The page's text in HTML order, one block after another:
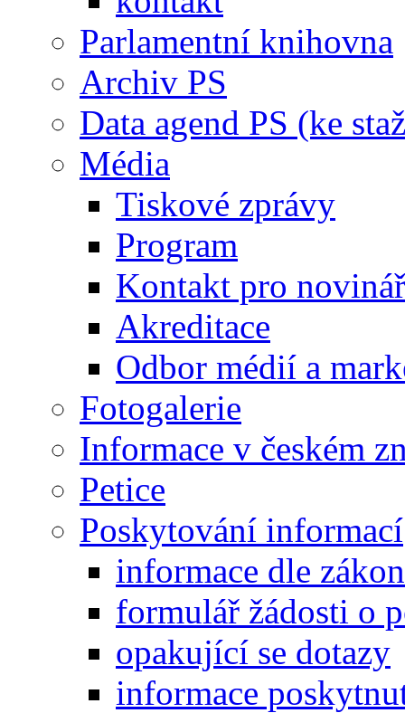
Parlamentní knihovna
Archiv PS
Data agend PS (ke
Média
Tiskové zprávy
Program
Kontakt pro
Akreditace
Odbor médií a
Fotogalerie
Informace v českém
Petice
Poskytování informací
informace dle
formulář žádosti o
opakující se dotazy
informace